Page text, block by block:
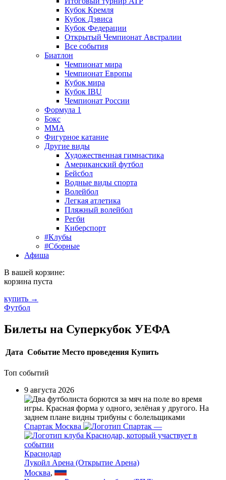
Кубок Кремля
Кубок Дэвиса
Кубок Федерации
Открытый Чемпионат Австралии
Все события
Биатлон
Чемпионат мира
Чемпионат Европы
Кубок мира
Кубок IBU
Чемпионат России
Формула 1
Бокс
MMA
Фигурное катание
Другие виды
Художественная гимнастика
Американский футбол
Бейсбол
Водные виды спорта
Волейбол
Легкая атлетика
Пляжный волейбол
Регби
Киберспорт
#Клубы
#Сборные
Афиша
В вашей корзине:
корзина пуста
купить →
Футбол
Билеты на Суперкубок УЕФА
Дата Событие Место проведения Купить
Топ событий
9 августа 2026
Спартак Москва —
Краснодар
Лукойл Арена (Открытие Арена)
Москва,